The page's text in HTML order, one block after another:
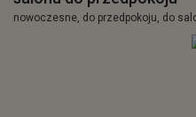
nowoczesne, do przedpokoju, do